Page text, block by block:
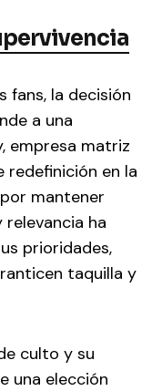
fans, la decisión
a una
empresa matriz
redefinición en la
mantener
ha
prioridades,
taquilla y
culto y su
una elección